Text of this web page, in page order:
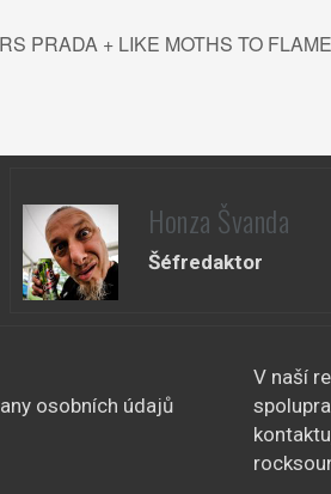
PRADA + LIKE MOTHS TO
Honza Švanda
Šéfredaktor
osobních údajů
V naší